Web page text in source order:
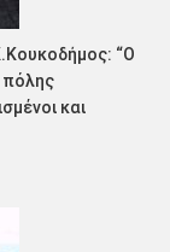
“Ο
πόλης
και